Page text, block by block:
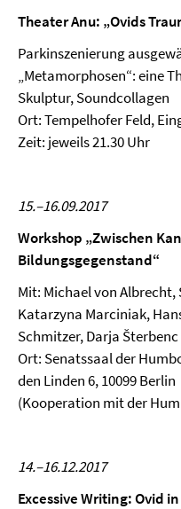
Theater Anu: „Ovids
Parkinszenierung
„Metamorphosen“: eine
Skulptur, Soundcollagen
Ort: Tempelhofer Feld,
Zeit: jeweils 21.30 Uhr
15.–16.09.2017
Workshop „Zwischen
Bildungsgegenstand“
Mit: Michael von Albrecht,
Katarzyna Marciniak,
Schmitzer, Darja
Ort: Senatssaal der
den Linden 6, 10099 Berlin
(Kooperation mit der
14.–16.12.2017
Excessive Writing: Ovid